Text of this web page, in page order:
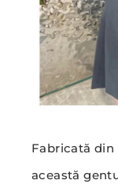
Fabricată
această